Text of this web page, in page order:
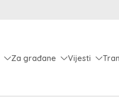
Za građane Vijesti